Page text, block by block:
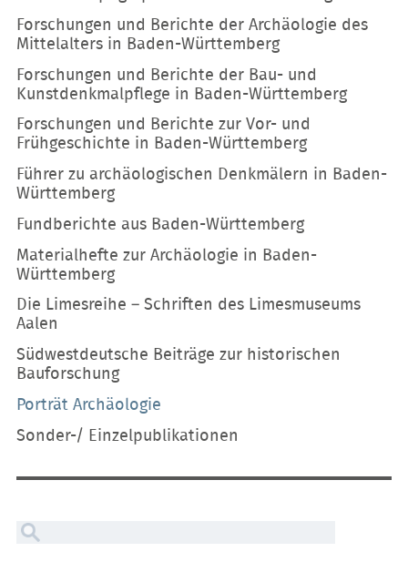
Forschungen und Berichte der Archäologie des
Mittelalters in Baden-Württemberg
Forschungen und Berichte der Bau- und
Kunstdenkmalpflege in Baden-Württemberg
Forschungen und Berichte zur Vor- und
Frühgeschichte in Baden-Württemberg
Führer zu archäologischen Denkmälern in Baden-
Württemberg
Fundberichte aus Baden-Württemberg
Materialhefte zur Archäologie in Baden-
Württemberg
Die Limesreihe – Schriften des Limesmuseums
Aalen
Südwestdeutsche Beiträge zur historischen
Bauforschung
Porträt Archäologie
Sonder-/ Einzelpublikationen